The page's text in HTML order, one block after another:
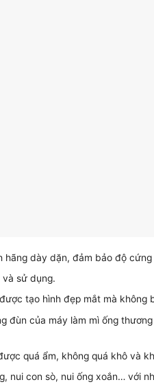
hãng dày dặn, đảm bảo độ cứng
sử dụng.
tạo hình đẹp mắt mà không
đùn của máy làm mì ống
quá ẩm, không quá khô và
nui con sò, nui ống xoắn… với